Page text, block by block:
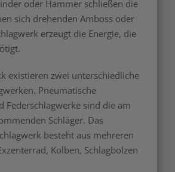
oder Hammer schließen die
sich drehenden Amboss oder
erzeugt die Energie, die
existieren zwei unterschiedliche
Pneumatische
Federschlagwerke sind die am
Schläger. Das
besteht aus mehreren
Kolben, Schlagbolzen